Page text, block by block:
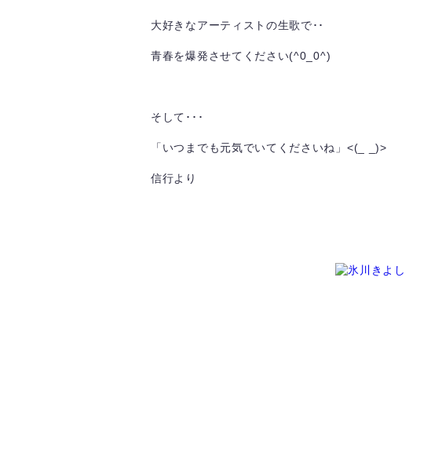
大好きなアーティストの生歌で･･
青春を爆発させてください(^0_0^)
そして･･･
「いつまでも元気でいてくださいね」<(_ _)>
信行より